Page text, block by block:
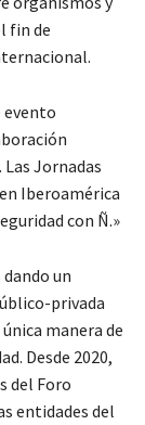
fin de
evento
Jornadas
Iberoamérica
con Ñ.»
un
privada
manera de
Desde 2020,
del Foro
entidades del